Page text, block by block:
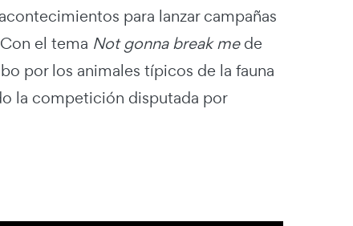
para lanzar campañas
el tema Not gonna break mede
por los animales típicos de la fauna
la competición disputada por